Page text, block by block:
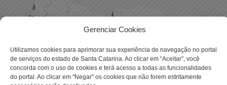
Gerenciar Cookies
Utilizamos cookies para aprimorar sua experiência de navegação no portal
de serviços do estado de Santa Catarina. Ao clicar em “Aceitar”, você
concorda com o uso de cookies e terá acesso a todas as funcionalidades
do portal. Ao clicar em "Negar" os cookies que não forem estritamente